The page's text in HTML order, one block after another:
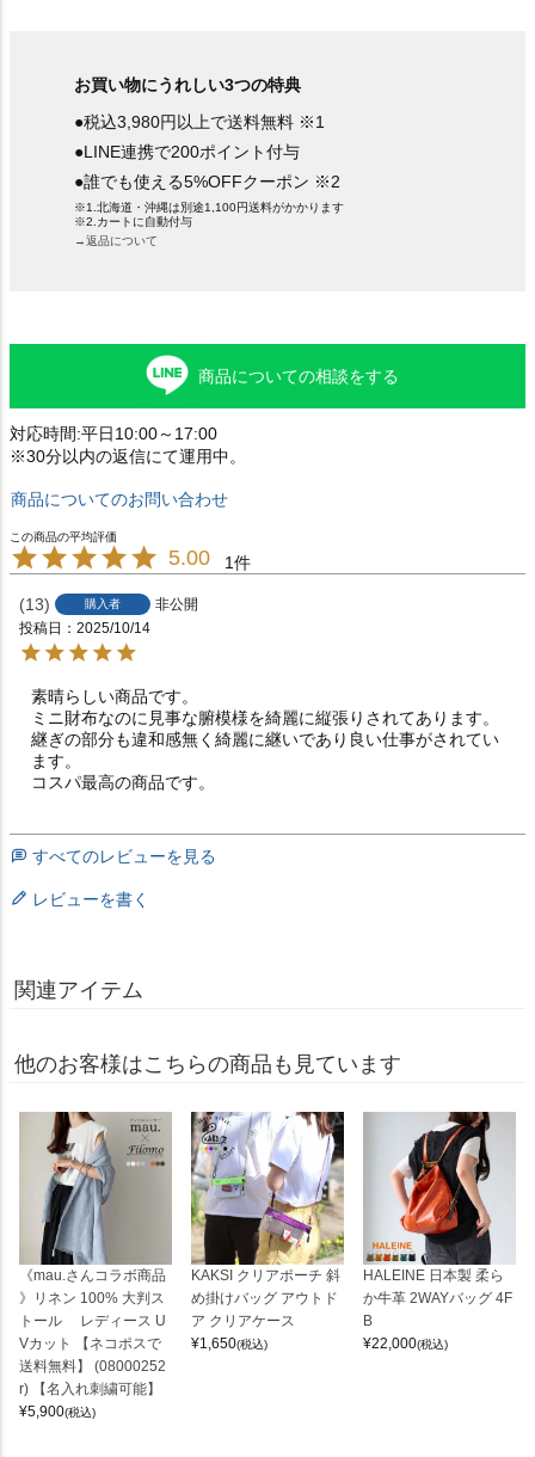
お買い物にうれしい3つの特典
●税込3,980円以上で送料無料 ※1
●LINE連携で200ポイント付与
●誰でも使える5%OFFクーポン ※2
※1.北海道・沖縄は別途1,100円送料がかかります
※2.カートに自動付与
→返品について
商品についての相談をする
対応時間:平日10:00～17:00
※30分以内の返信にて運用中。
商品についてのお問い合わせ
5.00 1
13 購入者
非公開
投稿日
2025/10/14
素晴らしい商品です。
ミニ財布なのに見事な腑模様を綺麗に縦張りされてあります。
継ぎの部分も違和感無く綺麗に継いであり良い仕事がされてい
ます。
コスパ最高の商品です。
すべてのレビューを見る
レビューを書く
関連アイテム
他のお客様はこちらの商品も見ています
《mau.さんコラボ商品
》リネン 100% 大判ス
トール レディース U
Vカット 【ネコポスで
送料無料】 (08000252
r) 【名入れ刺繍可能】
¥5,900(税込)
KAKSI クリアポーチ 斜
め掛けバッグ アウトド
ア クリアケース
¥1,650(税込)
HALEINE 日本製 柔ら
か牛革 2WAYバッグ 4F
B
¥22,000(税込)